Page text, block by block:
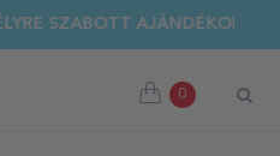
SZABOTT AJÁNDÉKOKAT!
0